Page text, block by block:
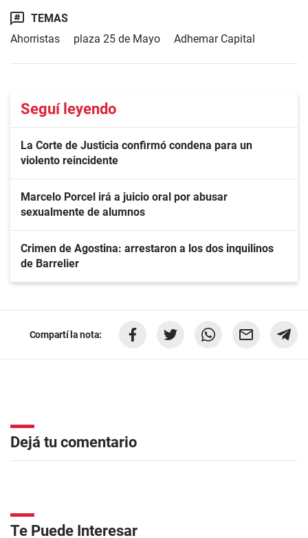
TEMAS
Ahorristas
plaza 25 de Mayo Adhemar Capital
Seguí leyendo
La Corte de Justicia confirmó condena para un
violento reincidente
Marcelo Porcel irá a juicio oral por abusar
sexualmente de alumnos
Crimen de Agostina: arrestaron a los dos inquilinos
de Barrelier
Compartí la nota:
Dejá tu comentario
Te Puede Interesar